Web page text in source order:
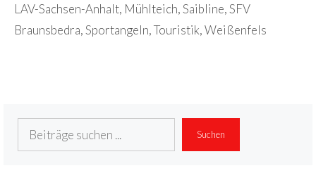
LAV-Sachsen-Anhalt, Mühlteich,Saibline,SFV
Braunsbedra,Sportangeln,Touristik,Weißenfels
Suchen Suchen